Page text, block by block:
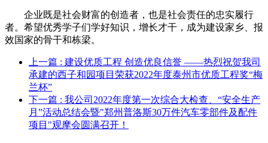
企业既是社会财富的创造者，也是社会责任的忠实履行
者。希望优秀学子们学好知识，增长才干，成为建设家乡、报
效国家的骨干和栋梁。
上一篇 : 建设优质工程 创造优良信誉 ——热烈祝贺我司
承建的西子和园项目荣获2022年度泰州市优质工程奖“梅
兰杯”
下一篇 : 我公司2022年度第一次综合大检查、“安全生产
月”活动总结会暨"郑州普洛斯30万件汽车零部件及配件
项目"观摩会圆满召开！